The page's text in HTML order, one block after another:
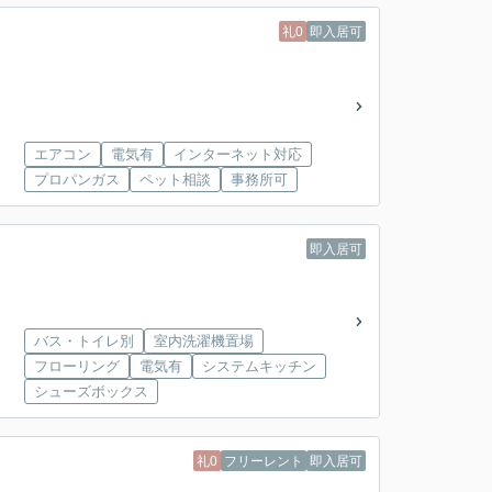
礼0 即入居可
エアコン 電気有
インターネット対応
プロパンガス
ペット相談 事務所可
即入居可
バス・トイレ別
室内洗濯機置場
フローリング
電気有
システムキッチン
シューズボックス
礼0 フリーレント 即入居可